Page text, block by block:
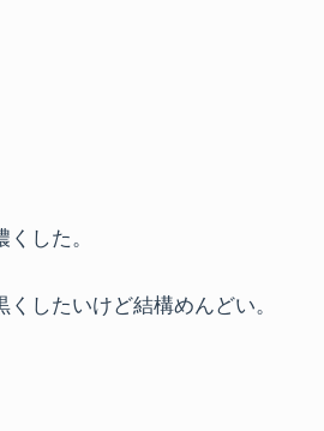
した。
したいけど結構めんどい。